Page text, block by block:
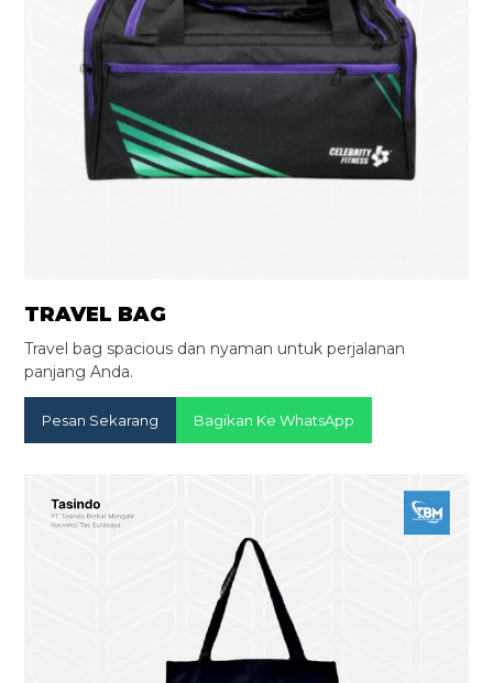
TRAVEL BAG
Travel bag spacious dan nyaman untuk perjalanan
panjang Anda.
Pesan Sekarang Bagikan Ke WhatsApp